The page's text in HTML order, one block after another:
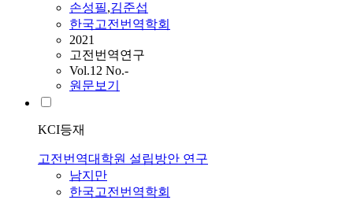
손성필,김준섭
한국고전번역학회
2021
고전번역연구
Vol.12 No.-
원문보기
KCI등재
고전번역대학원 설립방안 연구
남지만
한국고전번역학회